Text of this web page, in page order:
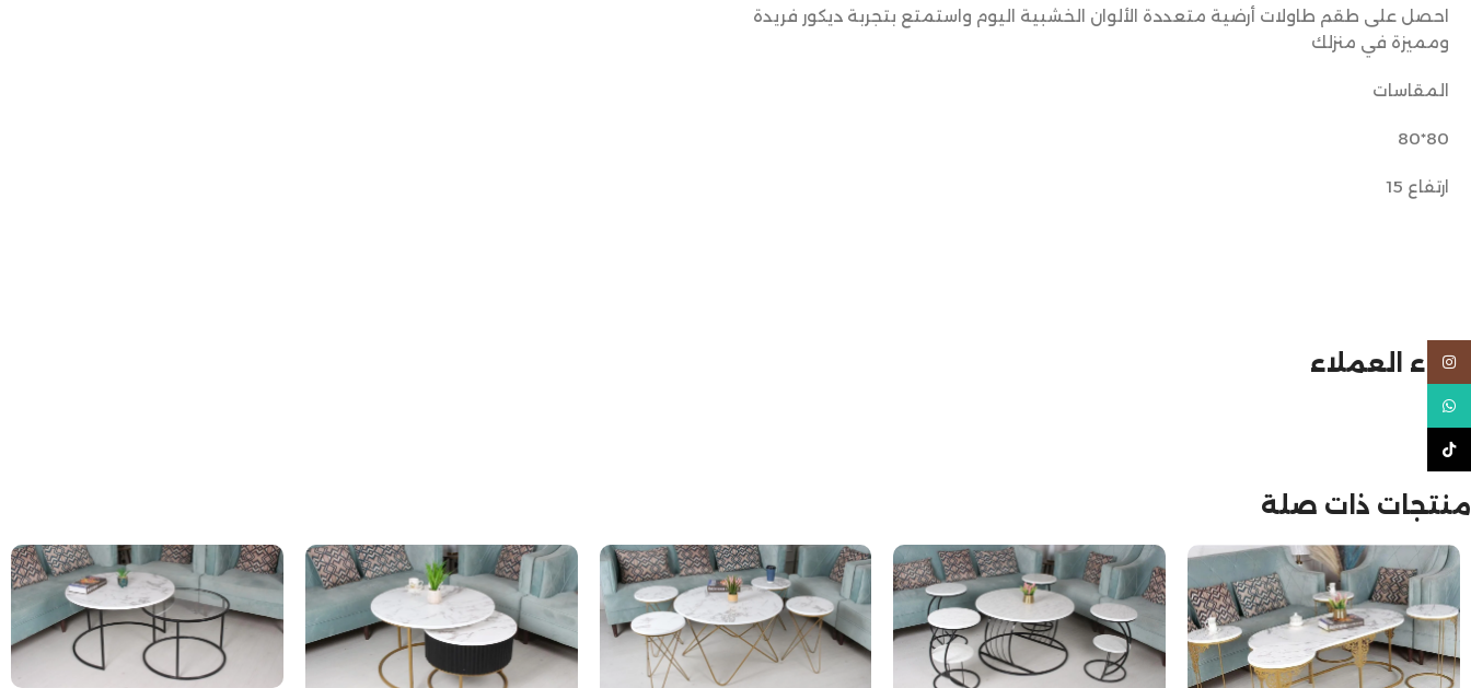
احصل على طقم طاولات أرضية متعددة الألوان الخشبية اليوم واستمتع بتجربة ديكور فريدة
ومميزة في منزلك
المقاسات
80*80
ارتفاع 15
آراء العملاء
منتجات ذات صلة
Instagram